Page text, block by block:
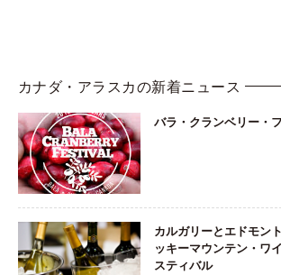
カナダ・アラスカの新着ニュース
バラ・クランベリー・
カルガリーとエドモン
ッキーマウンテン・ワ
スティバル